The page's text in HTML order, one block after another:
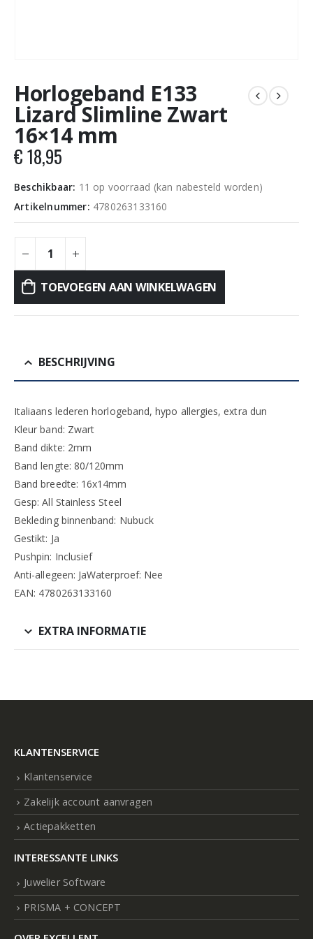
Horlogeband E133
Lizard Slimline Zwart
16×14 mm
€18,95
Beschikbaar: 11 op voorraad (kan nabesteld worden)
Artikelnummer: 4780263133160
TOEVOEGEN AAN WINKELWAGEN
BESCHRIJVING
Italiaans lederen horlogeband, hypo allergies, extra dun
Kleur band: Zwart
Band dikte: 2mm
Band lengte: 80/120mm
Band breedte: 16x14mm
Gesp: All Stainless Steel
Bekleding binnenband: Nubuck
Gestikt: Ja
Pushpin: Inclusief
Anti-allegeen: JaWaterproef: Nee
EAN: 4780263133160
EXTRA INFORMATIE
KLANTENSERVICE
Klantenservice
Zakelijk account aanvragen
Actiepakketten
INTERESSANTE LINKS
Juwelier Software
PRISMA + CONCEPT